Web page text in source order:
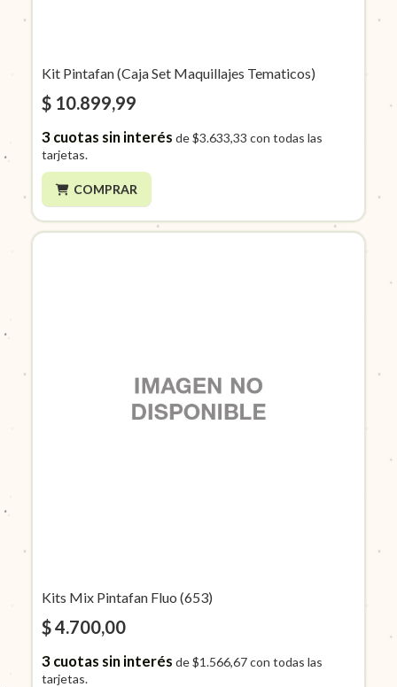
Kit Pintafan (Caja Set Maquillajes Tematicos)
$ 10.899,99
3cuotas sin interés de$3.633,33 con todas las
tarjetas.
COMPRAR
Kits Mix Pintafan Fluo (653)
$ 4.700,00
3cuotas sin interés de$1.566,67con todas las
tarjetas.